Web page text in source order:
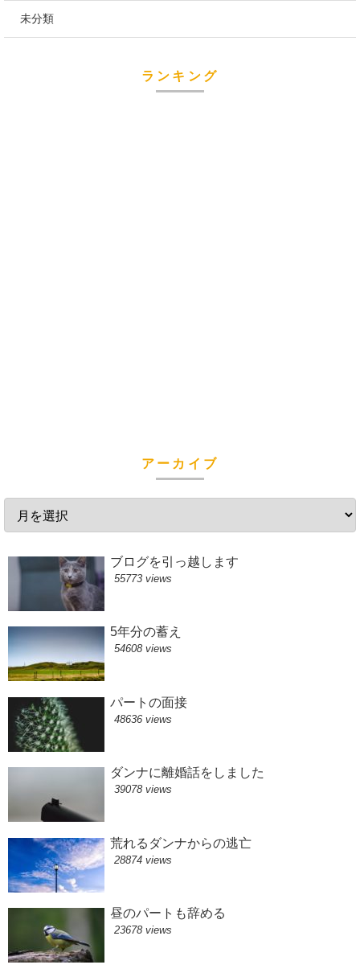
未分類
ランキング
アーカイブ
ブログを引っ越します
55773 views
5年分の蓄え
54608 views
パートの面接
48636 views
ダンナに離婚話をしました
39078 views
荒れるダンナからの逃亡
28874 views
昼のパートも辞める
23678 views